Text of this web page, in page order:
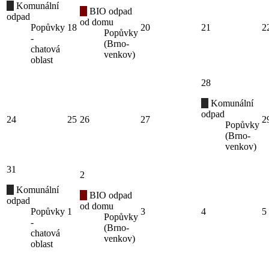
Komunální
odpad
Popůvky
-
chatová
oblast
18
BIO odpad
od domu
Popůvky
(Brno-
venkov)
20 21
24 25 26 27
28
Komunální
odpad
Popůvky
(Brno-
venkov)
31
Komunální
odpad
Popůvky
-
chatová
oblast
1
2
BIO odpad
od domu
Popůvky
(Brno-
venkov)
3 4 5